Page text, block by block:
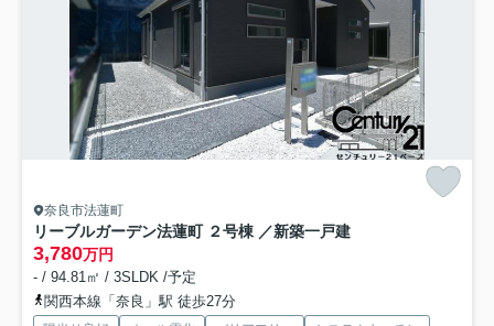
奈良市法蓮町
リーブルガーデン法蓮町 ２号棟 ／新築一戸建
3,780万円
- / 94.81㎡ / 3SLDK /予定
関西本線「奈良」駅 徒歩27分